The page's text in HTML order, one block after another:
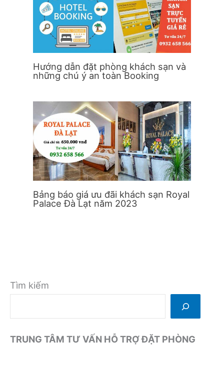
Hướng dẫn đặt phòng khách sạn và
những chú ý an toàn Booking
Bảng báo giá ưu đãi khách sạn Royal
Palace Đà Lạt năm 2023
Tìm kiếm
TRUNG TÂM TƯ VẤN HỖ TRỢ ĐẶT PHÒNG